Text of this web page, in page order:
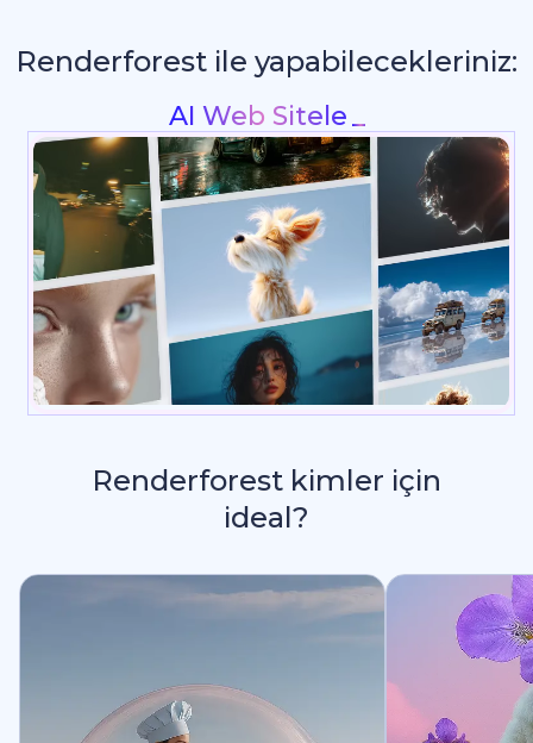
Renderforest ile yapabilecekleriniz:
İntrolar ve Logo Animasyonla
Renderforest kimler için
ideal?